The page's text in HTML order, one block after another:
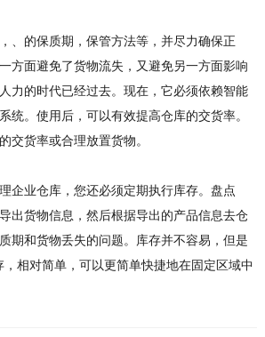
、的保质期，保管方法等，并尽力确保正
方面避免了货物流失，又避免另一方面影响
力的时代已经过去。现在，它必须依赖智能
统。使用后，可以有效提高仓库的交货率。
交货率或合理放置货物。
企业仓库，您还必须定期执行库存。盘点
出货物信息，然后根据导出的产品信息去仓
期和货物丢失的问题。库存并不容易，但是
相对简单，可以更简单快捷地在固定区域中